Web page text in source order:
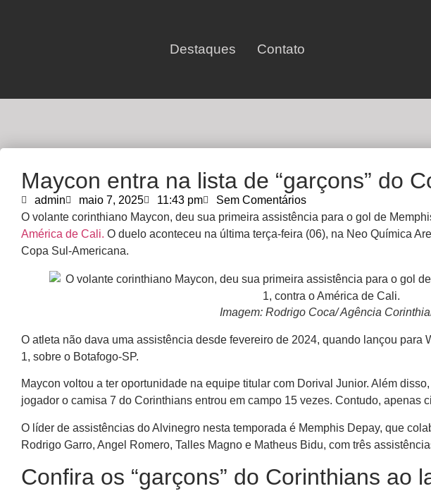
Destaques Contato
Maycon entra na lista de “garçons” do
admin maio 7, 2025 11:43 pm
Sem Comentários
O volante corinthiano Maycon, deu sua primeira assistência para o gol de
América de Cali. O duelo aconteceu na última terça-feira (06), na Neo Química
Copa Sul-Americana.
Imagem: Rodrigo Coca/ Agência
O atleta não dava uma assistência desde fevereiro de 2024, quando lançou para
1, sobre o Botafogo-SP.
Maycon voltou a ter oportunidade na equipe titular com Dorival Junior. Além
jogador o camisa 7 do Corinthians entrou em campo 15 vezes. Contudo, apenas
O líder de assistências do Alvinegro nesta temporada é Memphis Depay, que
Rodrigo Garro, Angel Romero, Talles Magno e Matheus Bidu, com três
Confira os “garçons” do Corinthians ao